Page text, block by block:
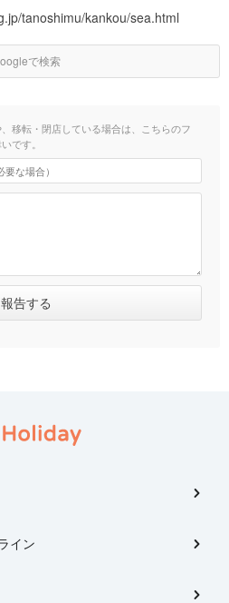
tanoshimu/kankou/sea.html
で検索
移転・閉店している場合は、こちらのフ
です。
イン